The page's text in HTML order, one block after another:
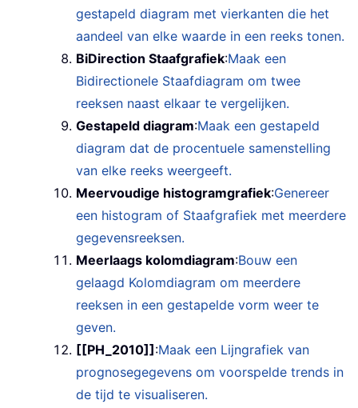
gestapeld diagram met vierkanten die het
aandeel van elke waarde in een reeks tonen.
BiDirection Staafgrafiek:Maak een
Bidirectionele Staafdiagram om twee
reeksen naast elkaar te vergelijken.
Gestapeld diagram:Maak een gestapeld
diagram dat de procentuele samenstelling
van elke reeks weergeeft.
Meervoudige histogramgrafiek:Genereer
een histogram of Staafgrafiek met meerdere
gegevensreeksen.
Meerlaags kolomdiagram:Bouw een
gelaagd Kolomdiagram om meerdere
reeksen in een gestapelde vorm weer te
geven.
[[PH_2010]] :Maak een Lijngrafiek van
prognosegegevens om voorspelde trends in
de tijd te visualiseren.